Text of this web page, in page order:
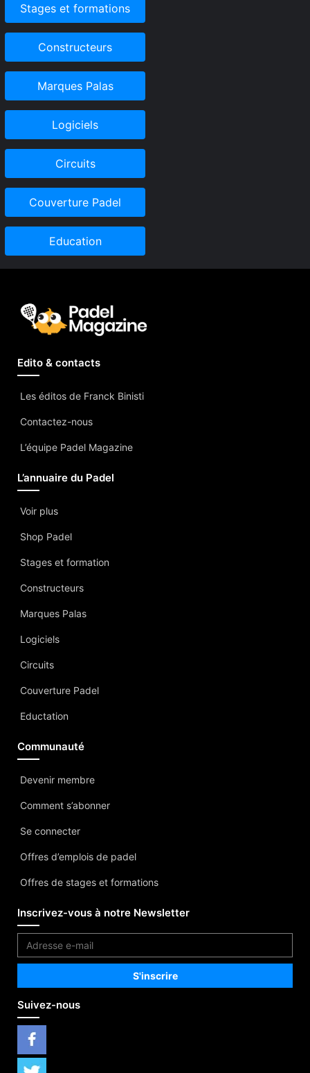
Stages et formations
Constructeurs
Marques Palas
Logiciels
Circuits
Couverture Padel
Education
Edito & contacts
Les éditos de Franck Binisti
Contactez-nous
L’équipe Padel Magazine
L’annuaire du Padel
Voir plus
Shop Padel
Stages et formation
Constructeurs
Marques Palas
Logiciels
Circuits
Couverture Padel
Eductation
Communauté
Devenir membre
Comment s’abonner
Se connecter
Offres d’emplois de padel
Offres de stages et formations
Inscrivez-vous à notre Newsletter
Suivez-nous